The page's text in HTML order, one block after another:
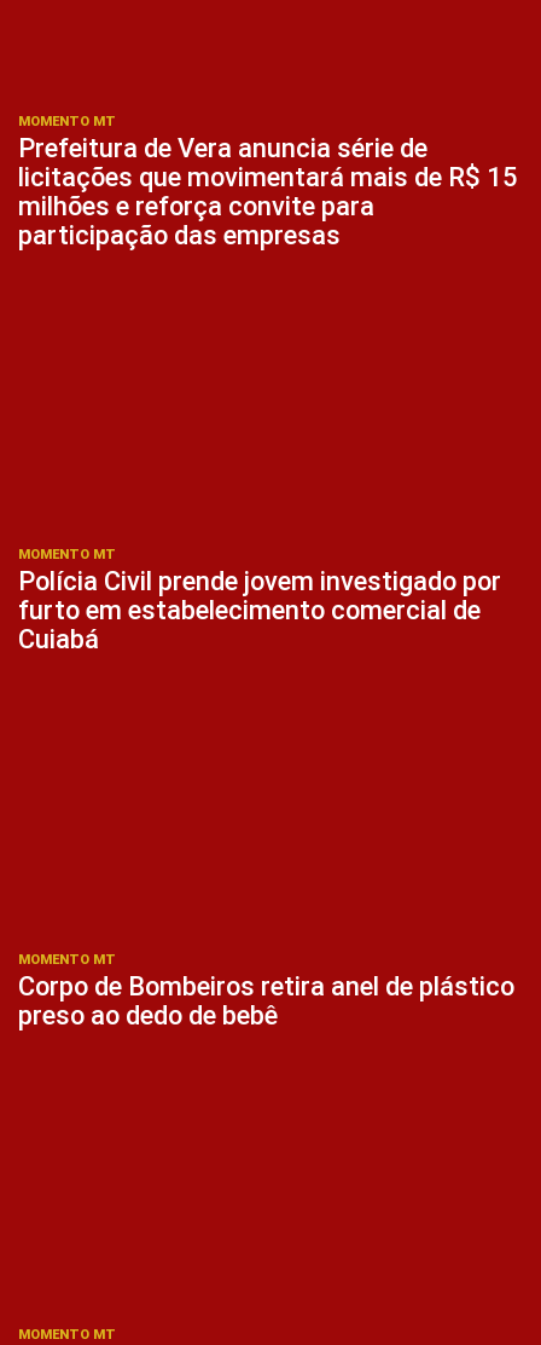
MOMENTO MT
Prefeitura de Vera anuncia série de
licitações que movimentará mais de R$ 15
milhões e reforça convite para
participação das empresas
MOMENTO MT
Polícia Civil prende jovem investigado por
furto em estabelecimento comercial de
Cuiabá
MOMENTO MT
Corpo de Bombeiros retira anel de plástico
preso ao dedo de bebê
MOMENTO MT